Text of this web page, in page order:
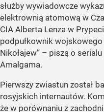
służby wywiadowcze
elektrownią atomową w
CIA Alberta Lenza w
podpułkownik
Nikołajew” – piszą o
Amalgama.
Pierwszy zwiastun został
rosyjskich internautów.
że w porównaniu z